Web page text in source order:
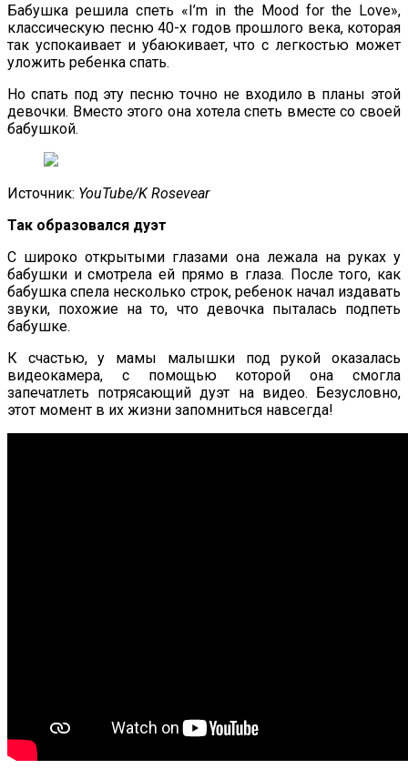
Бабушка решила спеть «I’m in the Mood for the Love»,
классическую песню 40-х годов прошлого века, которая
так успокаивает и убаюкивает, что с легкостью может
уложить ребенка спать.
Но спать под эту песню точно не входило в планы этой
девочки. Вместо этого она хотела спеть вместе со своей
бабушкой.
Источник: YouTube/K Rosevear
Так образовался дуэт
С широко открытыми глазами она лежала на руках у
бабушки и смотрела ей прямо в глаза. После того, как
бабушка спела несколько строк, ребенок начал издавать
звуки, похожие на то, что девочка пыталась подпеть
бабушке.
К счастью, у мамы малышки под рукой оказалась
видеокамера, с помощью которой она смогла
запечатлеть потрясающий дуэт на видео. Безусловно,
этот момент в их жизни запомниться навсегда!